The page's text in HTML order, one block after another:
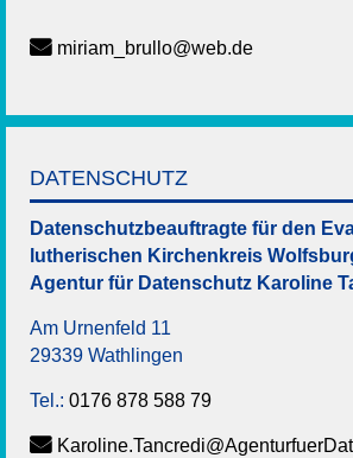
miriam_brullo@web.de
DATENSCHUTZ
Datenschutzbeauftragte für den
lutherischen Kirchenkreis
Agentur für Datenschutz Karoline
Am Urnenfeld 11
29339 Wathlingen
Tel.: 0176 878 588 79